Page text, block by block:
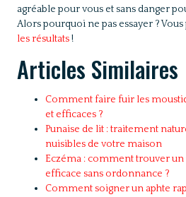
agréable pour vous et sans danger
Alors pourquoi ne pas essayer ?
les résultats!
Articles Similaires
Comment faire fuir les
et efficaces ?
Punaise de lit : traitement
nuisibles de votre maison
Eczéma : comment trouver
efficace sans ordonnance ?
Comment soigner un aphte